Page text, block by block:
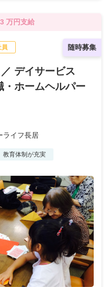
万円支給
随時募集
員
デイサービス
・ホームヘルパー
イフ長居
教育体制が充実